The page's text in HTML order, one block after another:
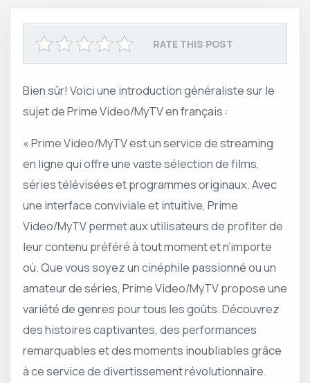
RATE THIS POST
Bien sûr! Voici une introduction généraliste sur le
sujet de Prime Video/MyTV en français :
« Prime Video/MyTV est un service de streaming
en ligne qui offre une vaste sélection de films,
séries télévisées et programmes originaux. Avec
une interface conviviale et intuitive, Prime
Video/MyTV permet aux utilisateurs de profiter de
leur contenu préféré à tout moment et n’importe
où. Que vous soyez un cinéphile passionné ou un
amateur de séries, Prime Video/MyTV propose une
variété de genres pour tous les goûts. Découvrez
des histoires captivantes, des performances
remarquables et des moments inoubliables grâce
à ce service de divertissement révolutionnaire.